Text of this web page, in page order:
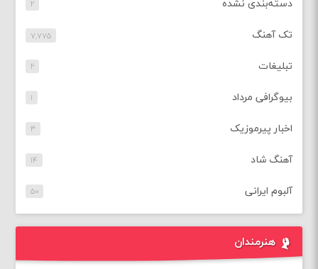
دسته‌بندی نشده ۲
تک آهنگ ۷,۷۷۵
تبلیغات ۲
بیوگرافی مرداد ۱
اخبار پیرموزیک ۳
آهنگ شاد ۱۴
آلبوم ایرانی ۵۰
هنرمندان